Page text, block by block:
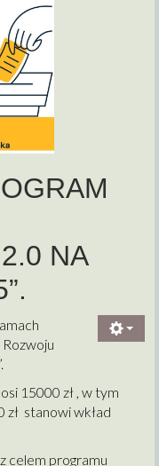
NA
15000 zł , w tym
zł stanowi wkład
celem programu